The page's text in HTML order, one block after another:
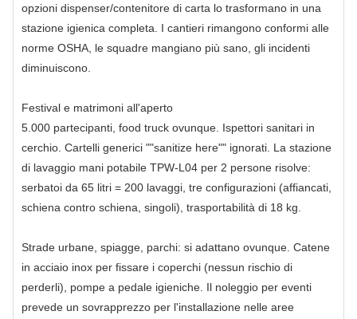
opzioni dispenser/contenitore di carta lo trasformano in una
stazione igienica completa. I cantieri rimangono conformi alle
norme OSHA, le squadre mangiano più sano, gli incidenti
diminuiscono.
Festival e matrimoni all'aperto
5.000 partecipanti, food truck ovunque. Ispettori sanitari in
cerchio. Cartelli generici ""sanitize here"" ignorati. La stazione
di lavaggio mani potabile TPW‑L04 per 2 persone risolve:
serbatoi da 65 litri = 200 lavaggi, tre configurazioni (affiancati,
schiena contro schiena, singoli), trasportabilità di 18 kg.
Strade urbane, spiagge, parchi: si adattano ovunque. Catene
in acciaio inox per fissare i coperchi (nessun rischio di
perderli), pompe a pedale igieniche. Il noleggio per eventi
prevede un sovrapprezzo per l'installazione nelle aree